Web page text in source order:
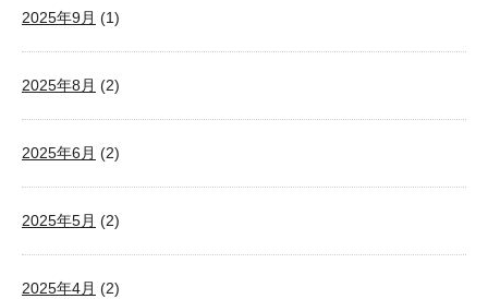
2025年9月 (1)
2025年8月 (2)
2025年6月 (2)
2025年5月 (2)
2025年4月 (2)